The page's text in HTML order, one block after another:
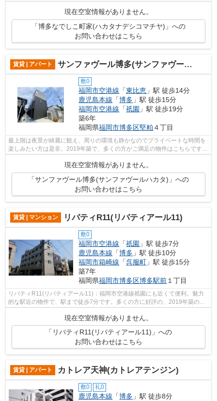
現在空室情報がありません。
「博多なでしこ町家(ハカタナデシコマチヤ)」への
お問い合わせはこちら
賃貸 | アパート サンファヴール博多(サンファヴールハカタ)
敷0
福岡市空港線 「東比恵 」駅 徒歩14分
鹿児島本線 「博多 」駅 徒歩15分
福岡市空港線 「祇園 」駅 徒歩19分
築6年
福岡県福岡市博多区堅粕 ４丁目
最上階は夜景が綺麗に観え、周りの環境も静かなのでプライベートな時間を
楽しみたい方は是非。2019年築で、多くの方がご満足の物件はこちらです。
現在空室情報がありません。
「サンファヴール博多(サンファヴールハカタ)」への
お問い合わせはこちら
賃貸 | マンション リバティR11(リバティアール11)
敷0
福岡市空港線 「祇園 」駅 徒歩7分
鹿児島本線 「博多 」駅 徒歩10分
福岡市箱崎線 「呉服町 」駅 徒歩15分
築7年
福岡県福岡市博多区博多駅前 １丁目
リバティR11(リバティアール11)：福岡市空港線祇園にも近くて便利。魅力
的な駅近の物件で、駅まで徒歩7分です。多くの方に好評の、2019年築の物
件となっております。室内設備や機能性...
現在空室情報がありません。
「リバティR11(リバティアール11)」への
お問い合わせはこちら
賃貸 | アパート カトレア天神(カトレアテンジン)
敷0 礼0
鹿児島本線 「博多 」駅 徒歩8分